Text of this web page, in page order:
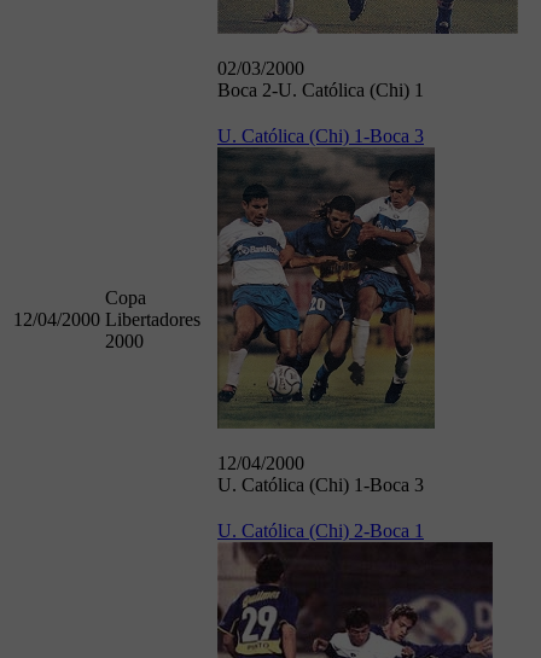
02/03/2000
Boca 2-U. Católica (Chi) 1
12/04/2000
Copa
Libertadores
2000
U. Católica (Chi) 1-Boca 3
12/04/2000
U. Católica (Chi) 1-Boca 3
U. Católica (Chi) 2-Boca 1